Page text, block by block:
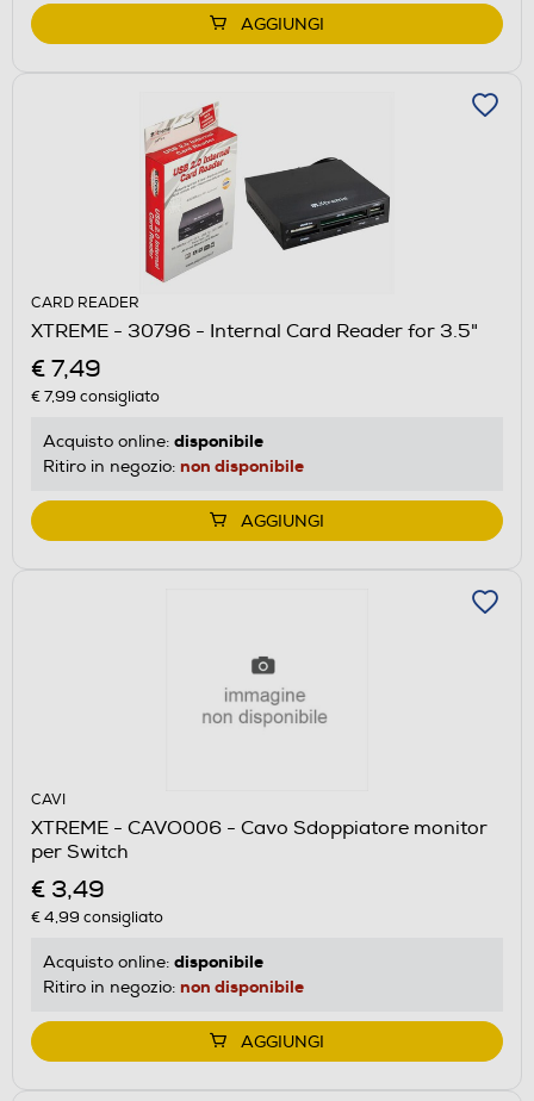
AGGIUNGI
CARD READER
XTREME - 30796 - Internal Card Reader for 3.5"
€ 7,49
€ 7,99 consigliato
Acquisto online: disponibile
Ritiro in negozio: non disponibile
AGGIUNGI
CAVI
XTREME - CAVO006 - Cavo Sdoppiatore monitor
per Switch
€ 3,49
€ 4,99 consigliato
Acquisto online: disponibile
Ritiro in negozio: non disponibile
AGGIUNGI